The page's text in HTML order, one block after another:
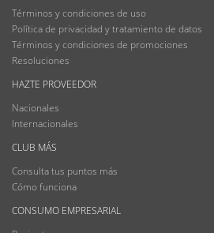
Términos y condiciones de uso
Política de privacidad y tratamiento de datos
Términos y condiciones de promociones
Resoluciones
HAZTE PROVEEDOR
Nacionales
Internacionales
CLUB MÁS
Consulta tus puntos más
Cómo funciona
CONSUMO EMPRESARIAL